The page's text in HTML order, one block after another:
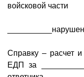
войсковой части
Справку – расчет
ЕДП за